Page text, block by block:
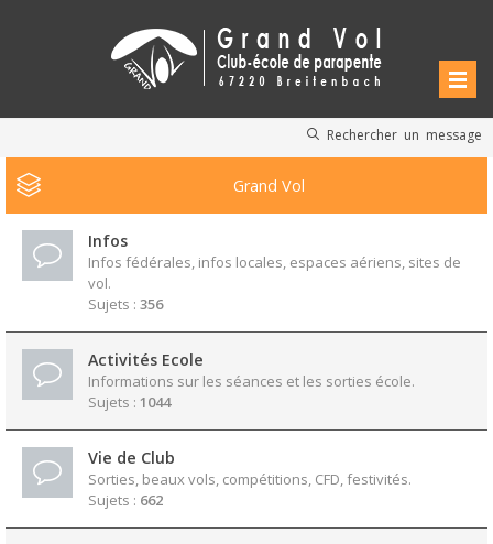
Rechercher un message
Grand Vol
Infos
Infos fédérales, infos locales, espaces aériens, sites de
vol.
Sujets : 356
Activités Ecole
Informations sur les séances et les sorties école.
Sujets : 1044
Vie de Club
Sorties, beaux vols, compétitions, CFD, festivités.
Sujets : 662